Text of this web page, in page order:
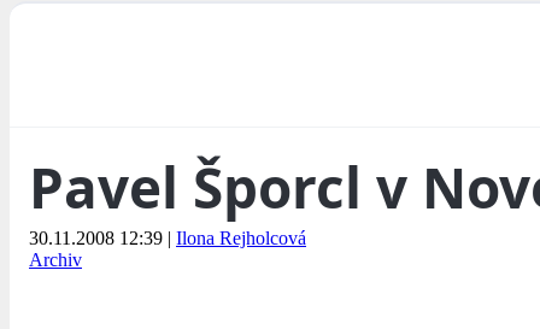
Pavel Šporcl v
30.11.2008 12:39 | Ilona Rejholcová
Archiv